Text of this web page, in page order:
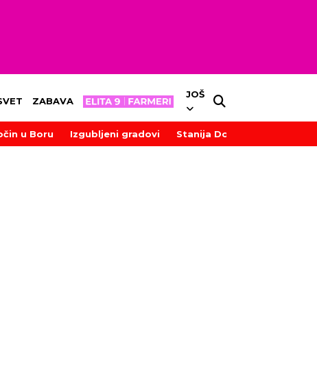
ZABAVA
JOŠ
u Boru Izgubljeni gradovi Stanija Dobrojević